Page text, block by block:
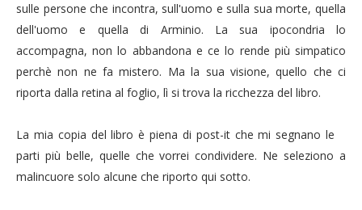
sulle persone che incontra, sull'uomo e sulla sua morte, quella
dell'uomo e quella di Arminio. La sua ipocondria lo
accompagna, non lo abbandona e ce lo rende più simpatico
perchè non ne fa mistero. Ma la sua visione, quello che ci
riporta dalla retina al foglio, lì si trova la ricchezza del libro.
La mia copia del libro è piena di post-it che mi segnano le
parti più belle, quelle che vorrei condividere. Ne seleziono a
malincuore solo alcune che riporto qui sotto.